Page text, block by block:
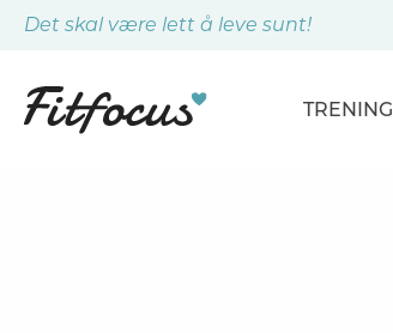
Det skal være lett å leve sunt!
TRENING